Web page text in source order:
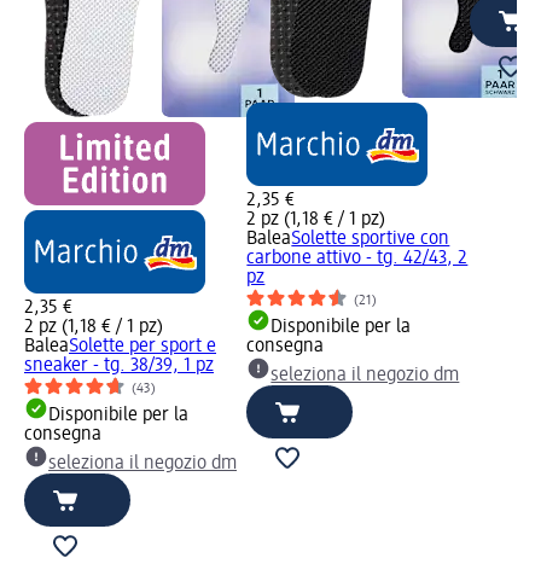
2,35 €
2 pz (1,18 € / 1 pz)
BaleaSolette per sport e
sneaker - tg. 38/39, 1 pz
(43)
Disponibile per la
consegna
seleziona il negozio dm
2,35 €
2 pz (1,18 € / 1 pz)
BaleaSolette sportive con
carbone attivo - tg. 42/43, 2
pz
(21)
Disponibile per la
consegna
seleziona il negozio dm